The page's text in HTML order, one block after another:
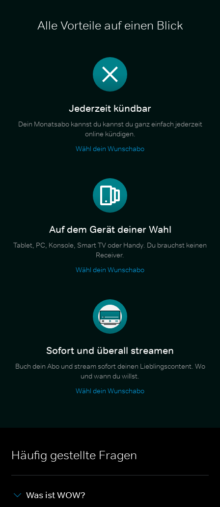
Alle Vorteile auf einen Blick
Jederzeit kündbar
Dein Monatsabo kannst du kannst du ganz einfach jederzeit
online kündigen.
Wähl dein Wunschabo
Auf dem Gerät deiner Wahl
Tablet, PC, Konsole, Smart TV oder Handy. Du brauchst keinen
Receiver.
Wähl dein Wunschabo
Sofort und überall streamen
Buch dein Abo und stream sofort deinen Lieblingscontent. Wo
und wann du willst.
Wähl dein Wunschabo
Häufig gestellte Fragen
Was ist WOW?